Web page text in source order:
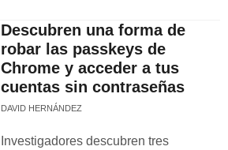
Descubren una forma de
robar las passkeys de
Chrome y acceder a tus
cuentas sin contraseñas
DAVID HERNÁNDEZ
Investigadores descubren tres